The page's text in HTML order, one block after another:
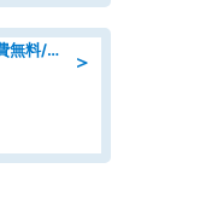
＞
検品・検査/高収入/日払いOK/寮費無料/日勤/20・30・40代活躍中